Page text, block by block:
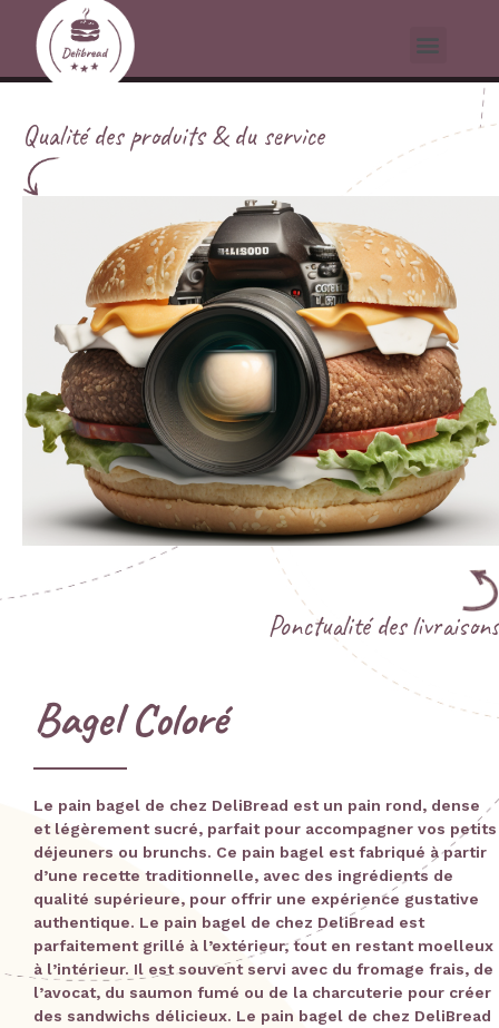
Qualité des produits & du service
Ponctualité des livraisons
Bagel Coloré
Le pain bagel de chez DeliBread est un pain rond, dense
et légèrement sucré, parfait pour accompagner vos petits
déjeuners ou brunchs. Ce pain bagel est fabriqué à partir
d’une recette traditionnelle, avec des ingrédients de
qualité supérieure, pour offrir une expérience gustative
authentique. Le pain bagel de chez DeliBread est
parfaitement grillé à l’extérieur, tout en restant moelleux
à l’intérieur. Il est souvent servi avec du fromage frais, de
l’avocat, du saumon fumé ou de la charcuterie pour créer
des sandwichs délicieux. Le pain bagel de chez DeliBread